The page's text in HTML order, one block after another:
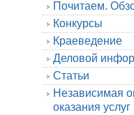
Почитаем.
Конкурсы
Краеведение
Деловой
Статьи
Независимая
оказания услуг